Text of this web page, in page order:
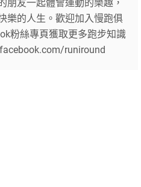
朋友一起體會運動的樂趣，
樂的人生。歡迎加入慢跑俱
粉絲專頁獲取更多跑步知識
runiround